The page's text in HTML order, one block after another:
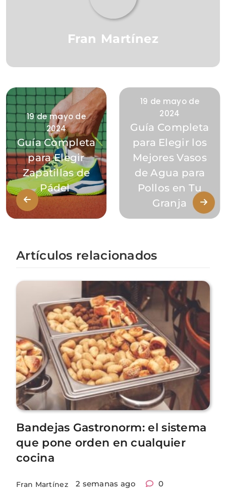
Fran Martínez
19 de mayo de
2024
Guía Completa
para Elegir
Zapatillas de
Pádel
19 de mayo de
2024
Guía Completa
para Elegir los
Mejores Vasos
de Agua para
Pollos en Tu
Granja
Artículos relacionados
Bandejas Gastronorm: el sistema
que pone orden en cualquier
cocina
Fran Martínez 2 semanas ago 0